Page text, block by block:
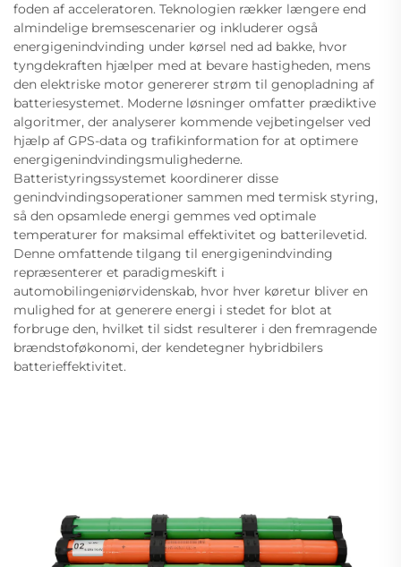
foden af acceleratoren. Teknologien rækker længere end
almindelige bremsescenarier og inkluderer også
energigenindvinding under kørsel ned ad bakke, hvor
tyngdekraften hjælper med at bevare hastigheden, mens
den elektriske motor genererer strøm til genopladning af
batteriesystemet. Moderne løsninger omfatter prædiktive
algoritmer, der analyserer kommende vejbetingelser ved
hjælp af GPS-data og trafikinformation for at optimere
energigenindvindingsmulighederne.
Batteristyringssystemet koordinerer disse
genindvindingsoperationer sammen med termisk styring,
så den opsamlede energi gemmes ved optimale
temperaturer for maksimal effektivitet og batterilevetid.
Denne omfattende tilgang til energigenindvinding
repræsenterer et paradigmeskift i
automobilingeniørvidenskab, hvor hver køretur bliver en
mulighed for at generere energi i stedet for blot at
forbruge den, hvilket til sidst resulterer i den fremragende
brændstoføkonomi, der kendetegner hybridbilers
batterieffektivitet.